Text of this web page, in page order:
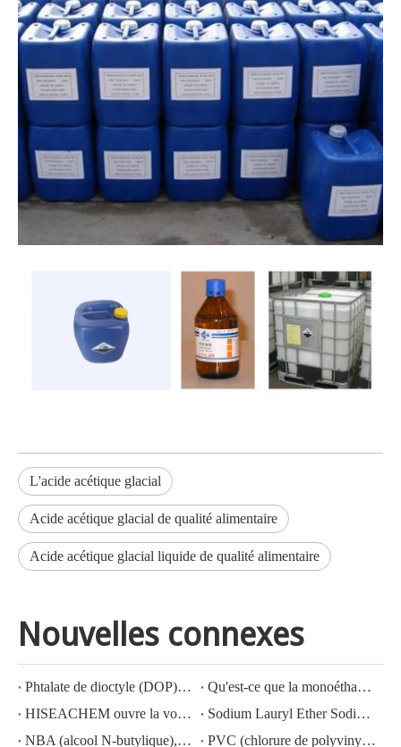
L'acide acétique glacial
Acide acétique glacial de qualité alimentaire
Acide acétique glacial liquide de qualité alimentaire
Nouvelles connexes
Phtalate de dioctyle (DOP) N° CAS : 117-81-7
Qu'est-ce que la monoéthanolamine (MEA) ?
HISEACHEM ouvre la voie : succès récent dans l'exportation d'acide acétique, d'acide oxalique, d'acide sulfurique, d'acide nitrique, de soude caustique, d'alcali liquide et de métabisulfite de sodium depuis la Chine
Sodium Lauryl Ether Sodium Lauryl Ether Sulfate(sles70%/aes 70%) CAS NO.: 68585-34-2sles70%/aes 70%) CAS NO.: 68585-34-2
NBA (alcool N-butylique), N° CAS : 71-36-3, connaissance de l'industrie
PVC (chlorure de polyvinyle) N° CAS : 9002-86-2